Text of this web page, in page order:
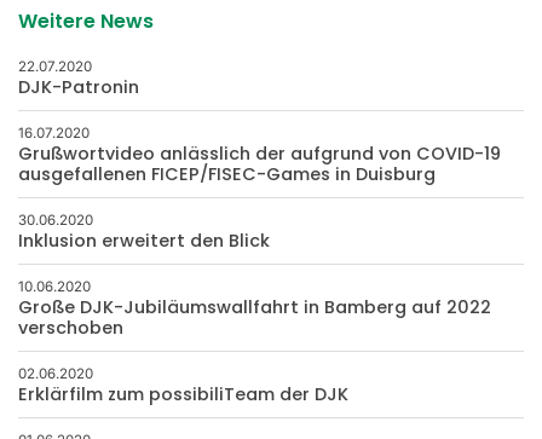
Weitere News
22.07.2020
DJK-Patronin
16.07.2020
Grußwortvideo anlässlich der aufgrund von COVID-19
ausgefallenen FICEP/FISEC-Games in Duisburg
30.06.2020
Inklusion erweitert den Blick
10.06.2020
Große DJK-Jubiläumswallfahrt in Bamberg auf 2022
verschoben
02.06.2020
Erklärfilm zum possibiliTeam der DJK